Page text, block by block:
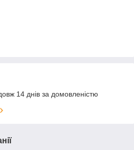
14 днів за домовленістю